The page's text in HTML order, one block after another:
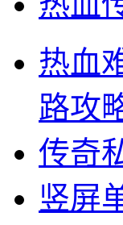
热血
路攻
传奇
竖屏